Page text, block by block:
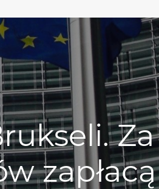
Za
zapłacą